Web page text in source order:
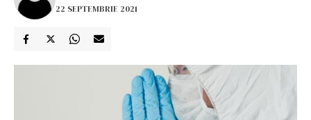
22 SEPTEMBRIE 2021